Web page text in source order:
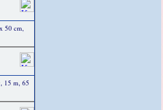
50 cm,
15 m, 65